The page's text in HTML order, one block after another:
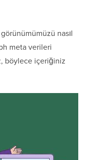
nasıl
meta verileri
böylece içeriğiniz